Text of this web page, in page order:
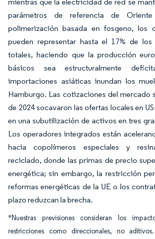
parámetros de referencia de
polimerización basada en fosgeno, los
pueden representar hasta el 17% de
totales, haciendo que la producción
básicos sea estructuralmente
importaciones asiáticas inundan los
Hamburgo. Las cotizaciones del mercado
de 2024 socavaron las ofertas locales en
en una subutilización de activos en tres
Los operadores integrados están
hacia copolímeros especiales y
reciclado, donde las primas de precio
energética; sin embargo, la restricción
reformas energéticas de la UE o los
plazo reduzcan la brecha.
*Nuestras previsiones consideran los
restricciones como direccionales, no